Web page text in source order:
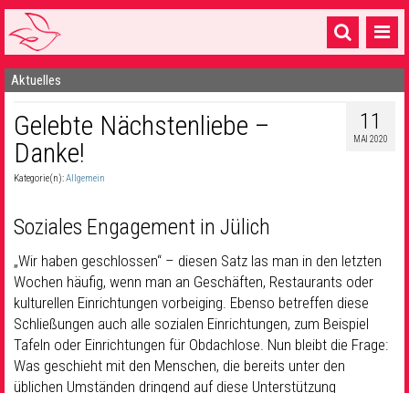
Startseite
1 Pfarrei
16 Gemeinden & mehr
Sakramente & Feste
Gemeinschaft & Soziales
Musik& Kultur
Seelsorge & Kontakt
Aktuelles
11
MAI 2020
Gelebte Nächstenliebe –
Danke!
Kategorie(n):Allgemein
Soziales Engagement in Jülich
„Wir haben geschlossen“ – diesen Satz las man in den letzten
Wochen häufig, wenn man an Geschäften, Restaurants oder
kulturellen Einrichtungen vorbeiging. Ebenso betreffen diese
Schließungen auch alle sozialen Einrichtungen, zum Beispiel
Tafeln oder Einrichtungen für Obdachlose. Nun bleibt die Frage:
Was geschieht mit den Menschen, die bereits unter den
üblichen Umständen dringend auf diese Unterstützung